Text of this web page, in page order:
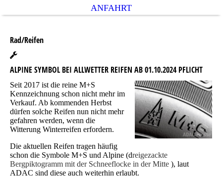
ANFAHRT
Rad/Reifen
ALPINE SYMBOL BEI ALLWETTER REIFEN AB 01.10.2024 PFLICHT
Seit 2017 ist die reine M+S
Kennzeichnung schon nicht mehr im
Verkauf. Ab kommenden Herbst
dürfen solche Reifen nun nicht mehr
gefahren werden, wenn die
Witterung Winterreifen erfordern.
Die aktuellen Reifen tragen häufig
schon die Symbole M+S und Alpine (dreigezackte
Bergpiktogramm mit der Schneeflocke in der Mitte ), laut
ADAC sind diese auch weiterhin erlaubt.